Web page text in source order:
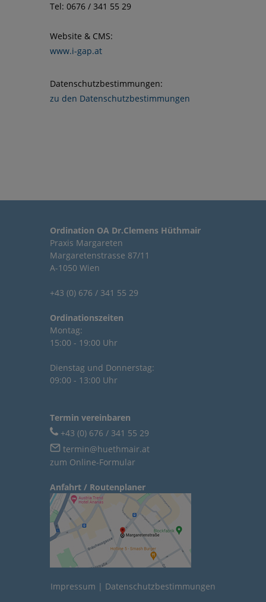
Tel: 0676 / 341 55 29
Website & CMS:
www.i-gap.at
Datenschutzbestimmungen:
zu den Datenschutzbestimmungen
Ordination OA Dr.Clemens Hüthmair
Praxis Margareten
Margaretenstrasse 87/11
A-1050 Wien
+43 (0) 676 / 341 55 29
Ordinationszeiten
Montag:
15:00 - 19:00 Uhr
Dienstag und Donnerstag:
09:00 - 13:00 Uhr
Termin vereinbaren
+43 (0) 676 / 341 55 29
termin@huethmair.at
zum Online-Formular
Anfahrt / Routenplaner
Impressum | Datenschutzbestimmungen